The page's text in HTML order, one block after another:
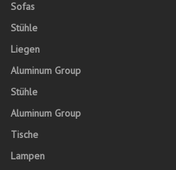
Sofas
Stühle
Liegen
Aluminum Group
Stühle
Aluminum Group
Tische
Lampen